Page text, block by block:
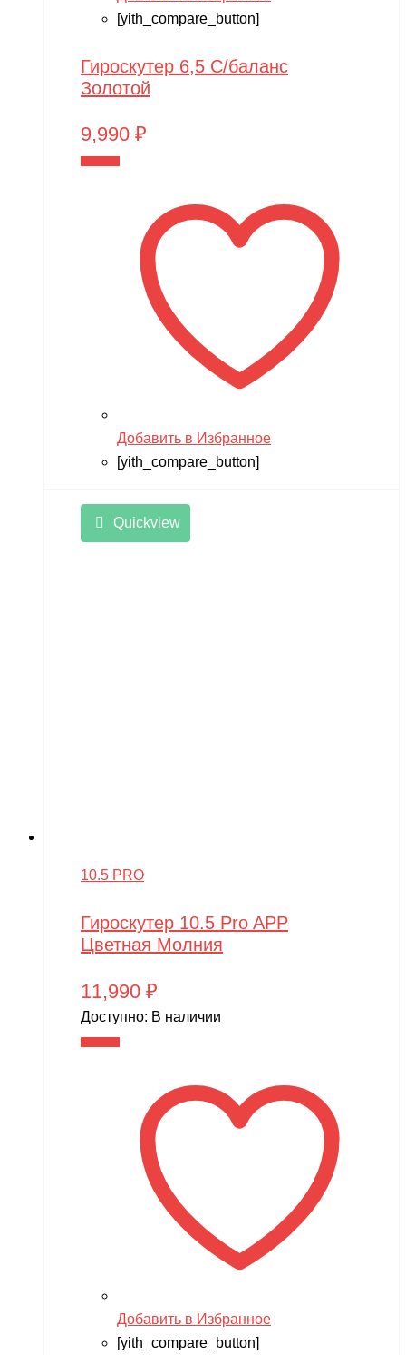
[yith_compare_button]
Гироскутер 6,5 С/баланс
Золотой
9,990 ₽
Добавить в Избранное
[yith_compare_button]
Quickview
10.5 PRO
Гироскутер 10.5 Pro APP
Цветная Молния
11,990 ₽
Доступно: В наличии
Добавить в Избранное
[yith_compare_button]